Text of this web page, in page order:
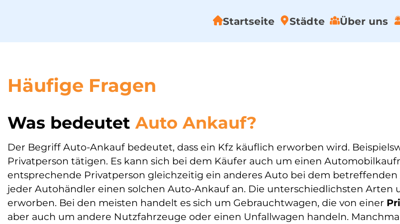
Startseite Städte Über uns
Häufige Fragen
Was bedeutet Auto Ankauf?
Der Begriff Auto-Ankauf bedeutet, dass ein Kfz käuflich erworben wird.
Privatperson tätigen. Es kann sich bei dem Käufer auch um einen
entsprechende Privatperson gleichzeitig ein anderes Auto bei dem
jeder Autohändler einen solchen Auto-Ankauf an. Die unterschiedlichsten Arten
erworben. Bei den meisten handelt es sich um Gebrauchtwagen, die von einer
aber auch um andere Nutzfahrzeuge oder einen Unfallwagen handeln.
Städte
Kontakt
FAQ
Impressum
Datenschutz